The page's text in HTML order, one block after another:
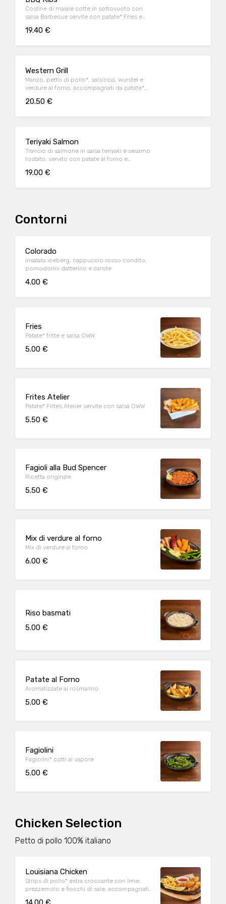
Costine di maiale cotte in sottovuoto con
salsa Barbecue servite con patate* Fries e
19.40 €
Western Grill
Manzo, petto di pollo*, salsiccia, wurstel e
verdure al forno, accompagnati da patate*
20.50 €
Teriyaki Salmon
Trancio di salmone in salsa teriyaki e sesamo
tostato, servito con patate al forno e
19.00 €
Contorni
Colorado
Insalata iceberg, cappuccio rosso condito,
pomodorini datterino e carote
4.00 €
Fries
Patate* fritte e salsa OWW
5.00 €
Frites Atelier
Patate* Frites Atelier servite con salsa OWW
5.50 €
Fagioli alla Bud Spencer
Ricetta originale
5.50 €
Mix di verdure al forno
Mix di verdure al forno
6.00 €
Riso basmati
5.00 €
Patate al Forno
Aromatizzate al rosmarino
5.00 €
Fagiolini
Fagiolini* cotti al vapore
5.00 €
Chicken Selection
Petto di pollo 100% italiano
Louisiana Chicken
Strips di pollo* extra croccante con lime,
prezzemolo e fiocchi di sale, accompagnati